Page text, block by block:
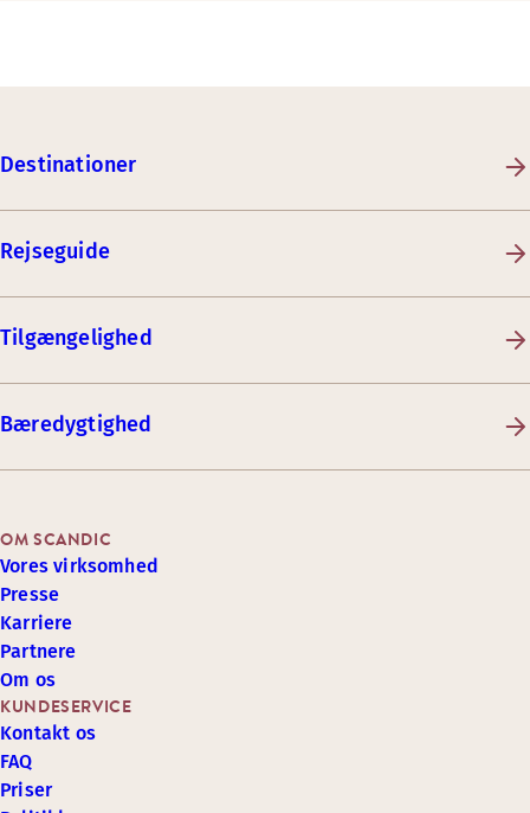
Destinationer
Rejseguide
Tilgængelighed
Bæredygtighed
KUNDESERVICE
Kontakt os
FAQ
Priser
OM SCANDIC
Vores virksomhed
Presse
Karriere
Partnere
Om os